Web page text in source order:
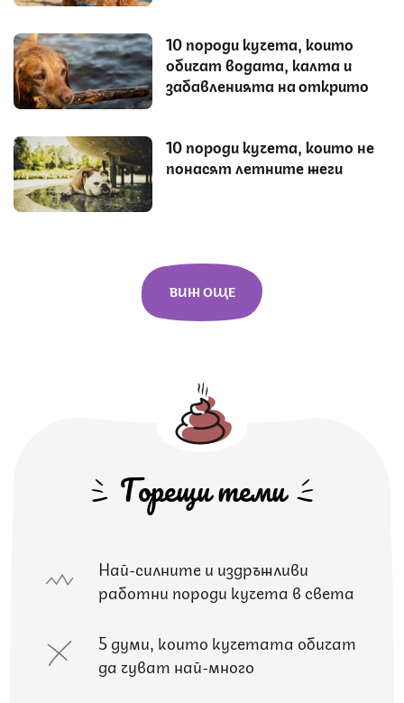
10 породи кучета, които
обичат водата, калта и
забавленията на открито
10 породи кучета, които не
понасят летните жеги
ВИЖ ОЩЕ
Горещи теми
Най-силните и издръжливи
работни породи кучета в света
5 думи, които кучетата обичат
да чуват най-много